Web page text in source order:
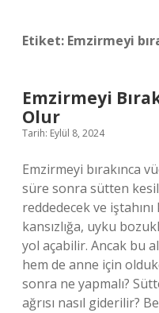
Etiket: Emzirmeyi
Emzirmeyi
Olur
Tarih: Eylül 8, 2024
Emzirmeyi bırakınca
süre sonra sütten
reddedecek ve
kansızlığa, uyku
yol açabilir. Ancak bu
hem de anne için
sonra ne yapmalı?
ağrısı nasıl giderilir?